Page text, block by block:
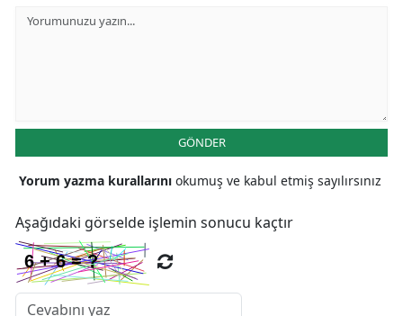
GÖNDER
Yorum yazma kurallarını okumuş ve kabul etmiş sayılırsınız
Aşağıdaki görselde işlemin sonucu kaçtır